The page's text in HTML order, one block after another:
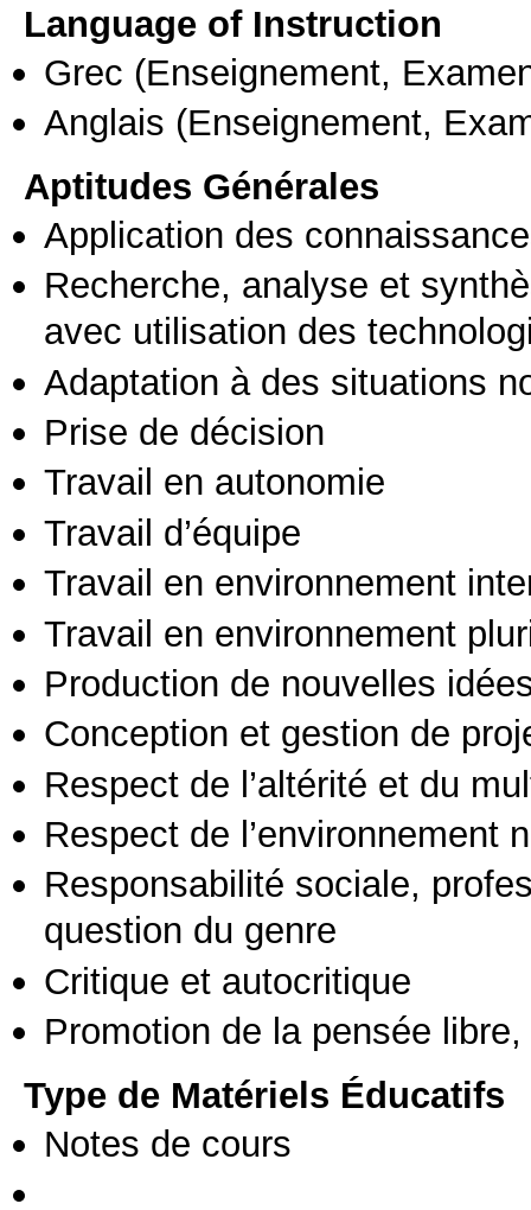
Language of Instruction
Grec (Enseignement,
Anglais (Enseignement,
Aptitudes Générales
Application des
Recherche, analyse et
avec utilisation des
Adaptation à des situations
Prise de décision
Travail en autonomie
Travail d’équipe
Travail en environnement
Travail en environnement
Production de nouvelles
Conception et gestion de
Respect de l’altérité et du
Respect de l’environnement
Responsabilité sociale,
question du genre
Critique et autocritique
Promotion de la pensée
Type de Matériels Éducatifs
Notes de cours